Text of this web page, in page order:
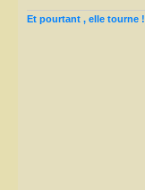
Et pourtant , elle tourne !